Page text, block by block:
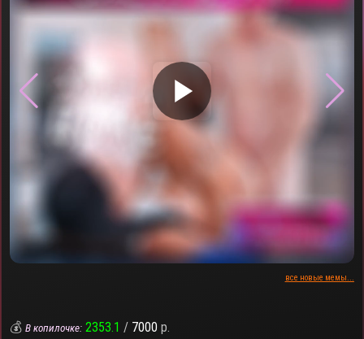
▶
все новые мемы...
💰В копилочке: 2353.1 / 7000 р.